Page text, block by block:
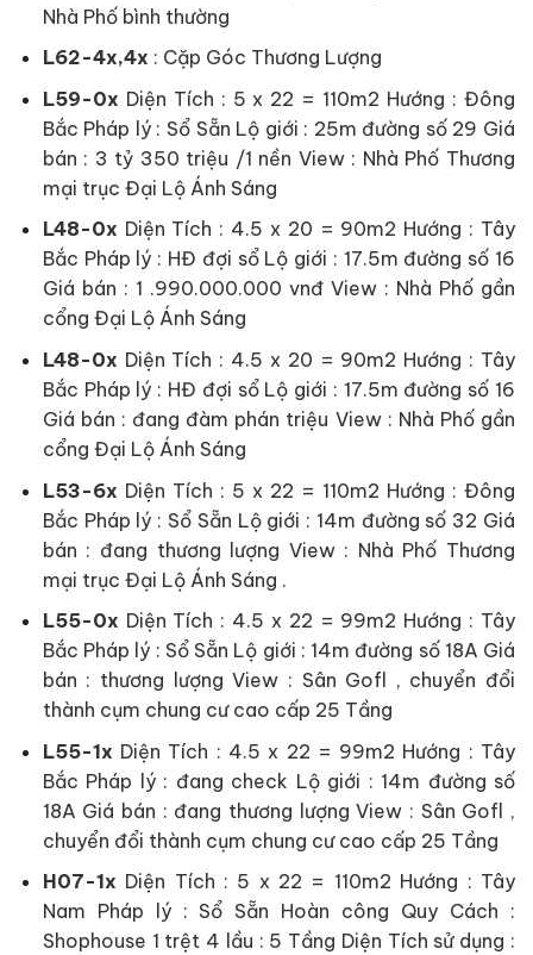
Nhà Phố bình thường
L62-4x,4x : Cặp Góc Thương Lượng
L59-0x Diện Tích : 5 x 22 = 110m2 Hướng : Đông
Bắc Pháp lý : Sổ Sẵn Lộ giới : 25m đường số 29 Giá
bán : 3 tỷ 350 triệu /1 nền View : Nhà Phố Thương
mại trục Đại Lộ Ánh Sáng
L48-0x Diện Tích : 4.5 x 20 = 90m2 Hướng : Tây
Bắc Pháp lý : HĐ đợi sổ Lộ giới : 17.5m đường số 16
Giá bán : 1 .990.000.000 vnđ View : Nhà Phố gần
cổng Đại Lộ Ánh Sáng
L48-0x Diện Tích : 4.5 x 20 = 90m2 Hướng : Tây
Bắc Pháp lý : HĐ đợi sổ Lộ giới : 17.5m đường số 16
Giá bán : đang đàm phán triệu View : Nhà Phố gần
cổng Đại Lộ Ánh Sáng
L53-6x Diện Tích : 5 x 22 = 110m2 Hướng : Đông
Bắc Pháp lý : Sổ Sẵn Lộ giới : 14m đường số 32 Giá
bán : đang thương lượng View : Nhà Phố Thương
mại trục Đại Lộ Ánh Sáng .
L55-0x Diện Tích : 4.5 x 22 = 99m2 Hướng : Tây
Bắc Pháp lý : Sổ Sẵn Lộ giới : 14m đường số 18A Giá
bán : thương lượngView : Sân Gofl , chuyển đổi
thành cụm chung cư cao cấp 25 Tầng
L55-1x Diện Tích : 4.5 x 22 = 99m2 Hướng : Tây
Bắc Pháp lý : đang check Lộ giới : 14m đường số
18A Giá bán : đang thương lượng View : Sân Gofl ,
chuyển đổi thành cụm chung cư cao cấp 25 Tầng
H07-1x Diện Tích : 5 x 22 = 110m2 Hướng : Tây
Nam Pháp lý : Sổ Sẵn Hoàn công Quy Cách :
Shophouse 1 trệt 4 lầu : 5 Tầng Diện Tích sử dụng :